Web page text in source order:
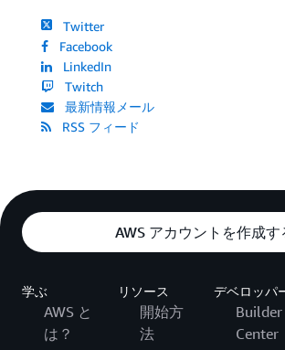
Twitter
Facebook
LinkedIn
Twitch
最新情報メール
RSS フィード
AWS アカウントを作成す
学ぶ
AWS と
は？
リソース
開始方
法
デベロッパ
Builder
Center